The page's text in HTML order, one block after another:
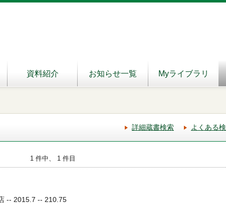
資料紹介 お知らせ一覧 Myライブラリ
詳細蔵書検索 よくある
1 件中、 1 件目
-- 2015.7 -- 210.75